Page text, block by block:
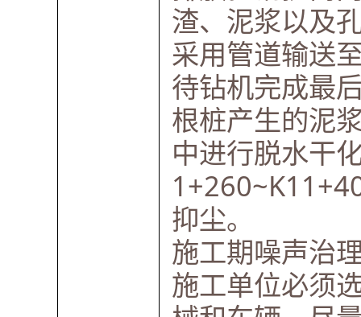
渣、泥浆以及
采用管道输送
待钻机完成最
根桩产生的泥
中进行脱水干
抑尘。
施工期噪声治
施工单位必须